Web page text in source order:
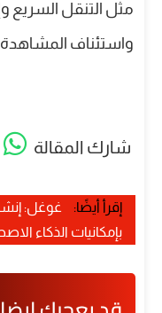
مثل التنقل السريع
واستئناف
شارك المقالة
إقرأ أيضًا:
غوغل:
بإمكانيات الذكاء